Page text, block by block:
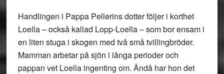
Handlingen i Pappa Pellerins dotter följer i korthet
Loella – också kallad Lopp-Loella – som bor ensam i
en liten stuga i skogen med två små tvillingbröder.
Mamman arbetar på sjön i långa perioder och
pappan vet Loella ingenting om. Ändå har hon det